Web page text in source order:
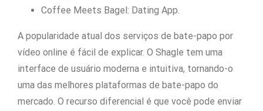
Coffee Meets Bagel: Dating App.
A popularidade atual dos serviços de bate-papo por
vídeo online é fácil de explicar. O Shagle tem uma
interface de usuário moderna e intuitiva, tornando-o
uma das melhores plataformas de bate-papo do
mercado. O recurso diferencial é que você pode enviar